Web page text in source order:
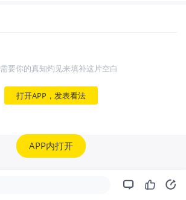
要你的真知灼见来填补这片空白
打开APP，发表看法
APP内打开